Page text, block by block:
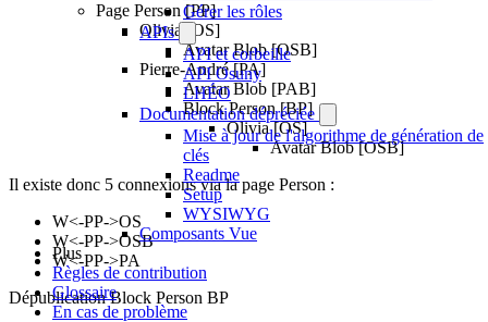
Gérer les rôles
APIs
API et corbeille
API Osuny
LHÉO
Documentation dépréciée
Mise à jour de l'algorithme de génération de
clés
Readme
Setup
WYSIWYG
Composants Vue
Plus
Règles de contribution
Glossaire
En cas de problème
Page Person [PP]
Olivia [OS]
Avatar Blob [OSB]
Pierre-André [PA]
Avatar Blob [PAB]
Block Person [BP]
Olivia [OS]
Avatar Blob [OSB]
Il existe donc 5 connexions via la page Person :
W<-PP->OS
W<-PP->OSB
W<-PP->PA
Dépublication Block Person BP